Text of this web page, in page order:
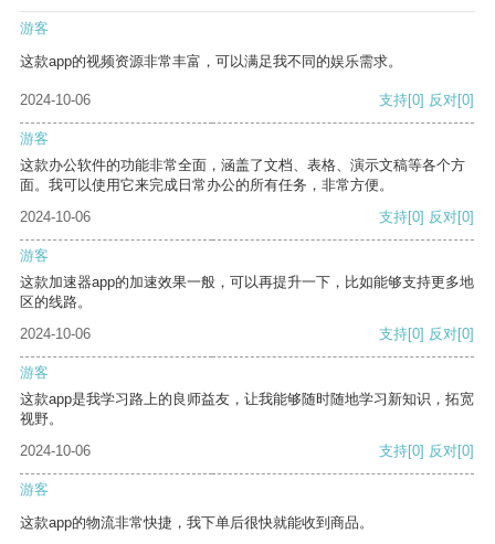
游客
这款app的视频资源非常丰富，可以满足我不同的娱乐需求。
2024-10-06 支持[0] 反对[0]
游客
这款办公软件的功能非常全面，涵盖了文档、表格、演示文稿等各个方
面。我可以使用它来完成日常办公的所有任务，非常方便。
2024-10-06
支持[0] 反对[0]
游客
这款加速器app的加速效果一般，可以再提升一下，比如能够支持更多地
区的线路。
2024-10-06
支持[0] 反对[0]
游客
这款app是我学习路上的良师益友，让我能够随时随地学习新知识，拓宽
视野。
2024-10-06
支持[0] 反对[0]
游客
这款app的物流非常快捷，我下单后很快就能收到商品。